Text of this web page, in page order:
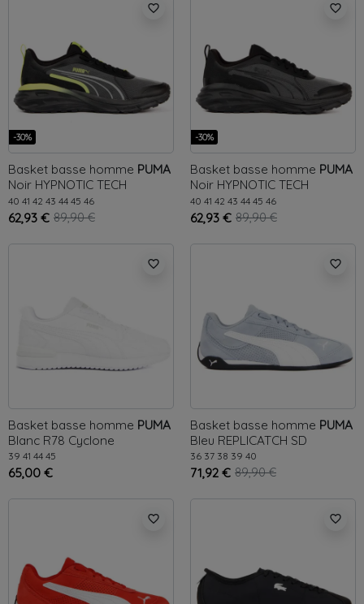
favorite_border
-30%
Basket basse homme PUMA
Noir HYPNOTIC TECH
40 41 42 43 44 45 46
62,93 € 89,90 €
favorite_border
-30%
Basket basse homme PUMA
Noir HYPNOTIC TECH
40 41 42 43 44 45 46
62,93 € 89,90 €
favorite_border
Basket basse homme PUMA
Blanc R78 Cyclone
39 41 44 45
65,00 €
favorite_border
Basket basse homme PUMA
Bleu REPLICATCH SD
36 37 38 39 40
71,92 € 89,90 €
favorite_border favorite_border